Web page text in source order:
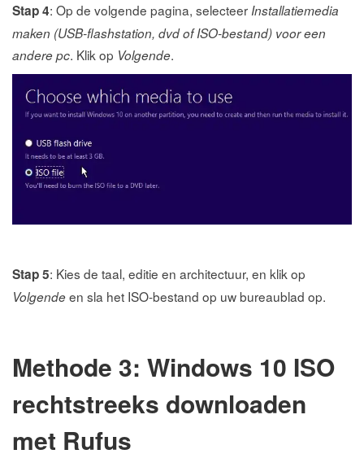
Stap 4: Op de volgende pagina, selecteerInstallatiemedia
maken (USB-flashstation, dvd of ISO-bestand) voor een
andere pc. Klik op Volgende.
Stap 5: Kies de taal, editie en architectuur, en klik op
Volgendeen sla het ISO-bestand op uw bureaublad op.
Methode 3: Windows 10 ISO
rechtstreeks downloaden
met Rufus